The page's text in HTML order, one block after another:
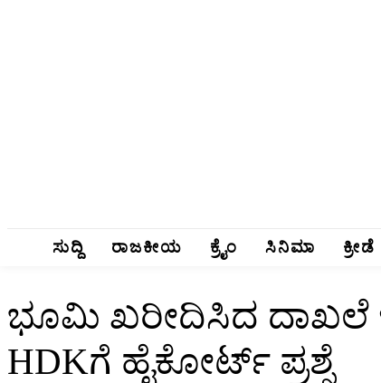
ಸುದ್ದಿ ರಾಜಕೀಯ ಕ್ರೈಂ ಸಿನಿಮಾ ಕ್ರೀಡೆ
ಭೂಮಿ ಖರೀದಿಸಿದ ದಾಖಲೆ
HDKಗೆ ಹೈಕೋರ್ಟ್‌ ಪ್ರಶ್ನೆ